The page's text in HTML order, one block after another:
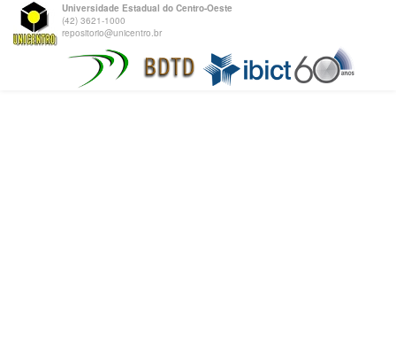
Universidade Estadual do Centro-Oeste
(42) 3621-1000
repositorio@unicentro.br